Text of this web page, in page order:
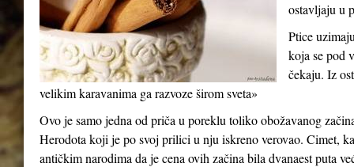
ostavljaju u
Ptice
koja se pod
čekaju. Iz
velikim karavanima ga razvoze širom sveta»
Ovo je samo jedna od priča u poreklu toliko obožavanog
Herodota koji je po svoj prilici u nju iskreno verovao. Cimet,
antičkim narodima da je cena ovih začina bila dvanaest puta